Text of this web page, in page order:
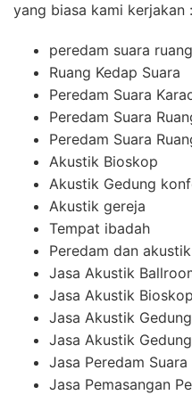
yang biasa kami kerjakan :
peredam suara
Ruang Kedap Suara
Peredam Suara
Peredam Suara
Peredam Suara
Akustik Bioskop
Akustik Gedung
Akustik gereja
Tempat ibadah
Peredam dan
Jasa Akustik
Jasa Akustik Bioskop
Jasa Akustik Gedung
Jasa Akustik
Jasa Peredam
Jasa Pemasangan